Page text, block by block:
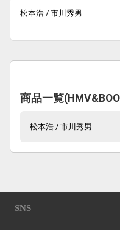
松本浩 / 市川秀男
商品一覧
松本浩 / 市川秀男
SNS